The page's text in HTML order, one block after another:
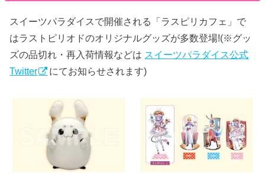
スイーツパラダイスで開催される「ラスピリカフェ」で
はラストピリオドのオリジナルグッズが多数登場!(※グッ
ズの品切れ・再入荷情報などは スイーツパラダイス公式
Twitter
にてお知らせされます)